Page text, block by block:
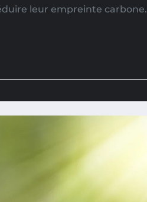
leur empreinte carbone.